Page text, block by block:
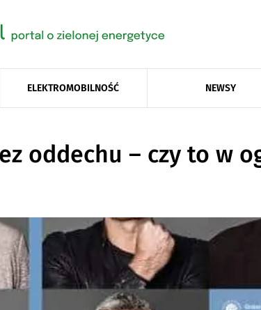
ELEKTROMOBILNOŚĆ NEWSY
oddechu – czy to w